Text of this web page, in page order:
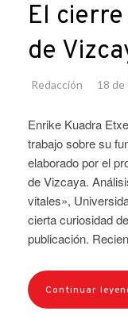
El
de
Redacción 18
Enrike Kuadra
trabajo sobre su
elaborado por el
de Vizcaya.
vitales»,
cierta curiosidad
publicación.
Continuar